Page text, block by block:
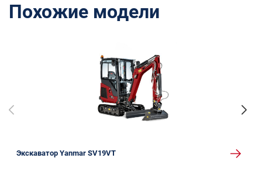
Похожие модели
Экскаватор Yanmar SV19VT